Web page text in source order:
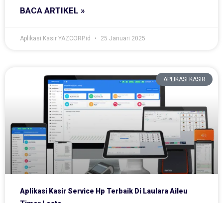
BACA ARTIKEL »
Aplikasi Kasir YAZCORP.id 25 Januari 2025
APLIKASI KASIR
Aplikasi Kasir Service Hp Terbaik Di Laulara Aileu